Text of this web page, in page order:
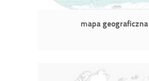
mapa geograficzna